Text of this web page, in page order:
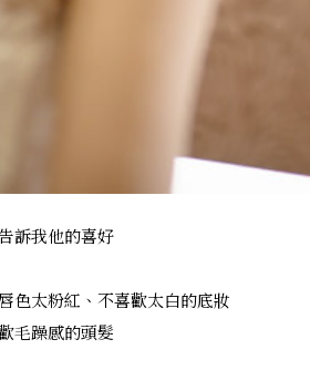
訴我他的喜好
色太粉紅、不喜歡太白的底妝
毛躁感的頭髮